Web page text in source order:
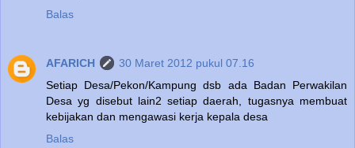
Balas
AFARICH
30 Maret 2012 pukul 07.16
Setiap Desa/Pekon/Kampung dsb ada Badan Perwakilan
Desa yg disebut lain2 setiap daerah, tugasnya membuat
kebijakan dan mengawasi kerja kepala desa
Balas